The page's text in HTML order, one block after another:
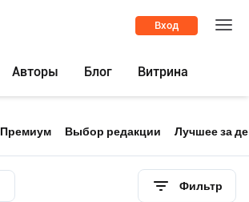
Вход
Авторы Блог Витрина
Премиум Выбор редакции Лучшее за
Фильтр